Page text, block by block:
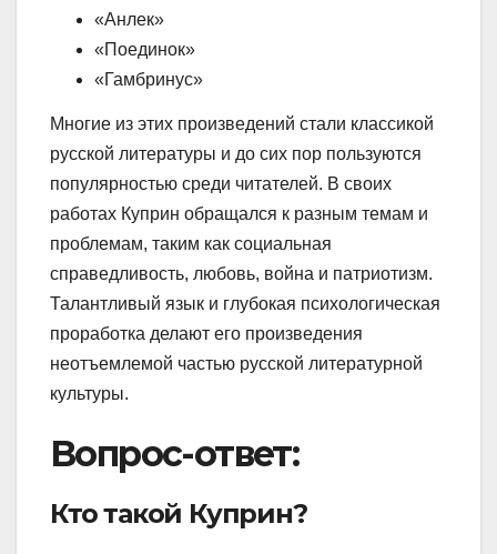
«Анлек»
«Поединок»
«Гамбринус»
Многие из этих произведений стали классикой
русской литературы и до сих пор пользуются
популярностью среди читателей. В своих
работах Куприн обращался к разным темам и
проблемам, таким как социальная
справедливость, любовь, война и патриотизм.
Талантливый язык и глубокая психологическая
проработка делают его произведения
неотъемлемой частью русской литературной
культуры.
Вопрос-ответ:
Кто такой Куприн?